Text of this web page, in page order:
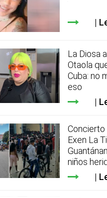
La Diosa
Otaola
Cuba: no
eso
Exen La
niños